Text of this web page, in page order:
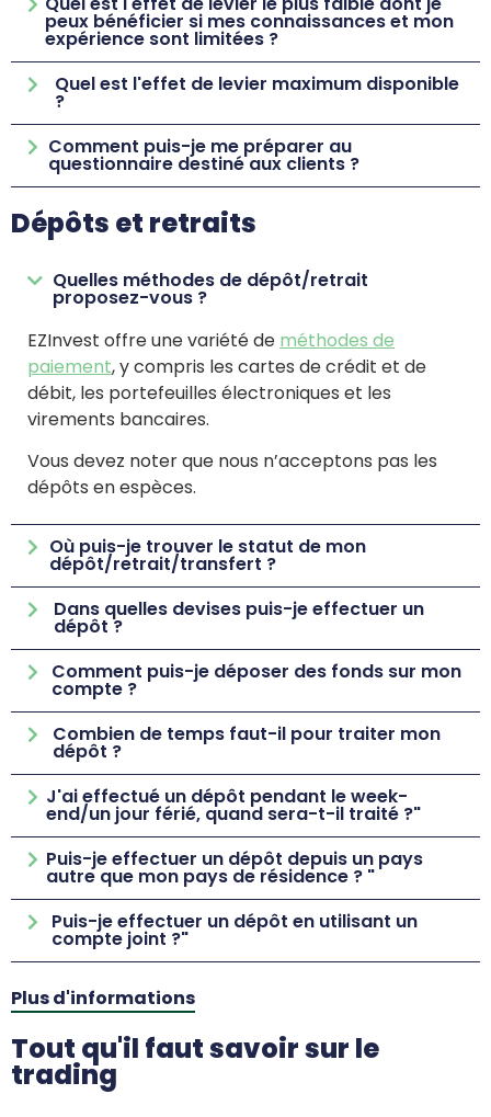
peux bénéficier si mes connaissances et mon
expérience sont limitées ?
Quel est l'effet de levier maximum disponible
?
Comment puis-je me préparer au
questionnaire destiné aux clients ?
Dépôts et retraits
Quelles méthodes de dépôt/retrait
proposez-vous ?
EZInvest offre une variété de méthodes de
paiement, y compris les cartes de crédit et de
débit, les portefeuilles électroniques et les
virements bancaires.
Vous devez noter que nous n’acceptons pas les
dépôts en espèces.
Où puis-je trouver le statut de mon
dépôt/retrait/transfert ?
Dans quelles devises puis-je effectuer un
dépôt ?
Comment puis-je déposer des fonds sur mon
compte ?
Combien de temps faut-il pour traiter mon
dépôt ?
J'ai effectué un dépôt pendant le week-
end/un jour férié, quand sera-t-il traité ?"
Puis-je effectuer un dépôt depuis un pays
autre que mon pays de résidence ? "
Puis-je effectuer un dépôt en utilisant un
compte joint ?"
Plus d'informations
Tout qu'il faut savoir sur le
trading